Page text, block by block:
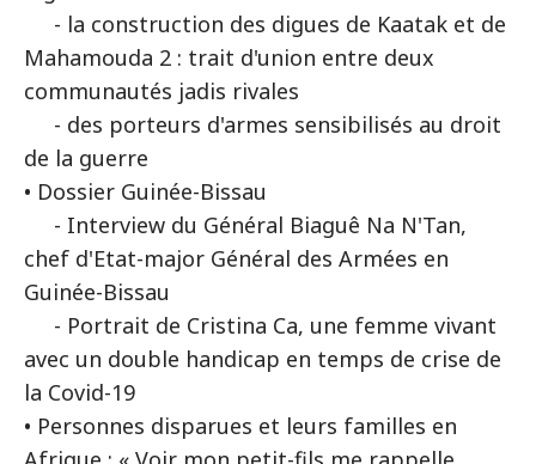
- la construction des digues de Kaatak et de
Mahamouda 2 : trait d'union entre deux
communautés jadis rivales
- des porteurs d'armes sensibilisés au droit
de la guerre
• Dossier Guinée-Bissau
- Interview du Général Biaguê Na N'Tan,
chef d'Etat-major Général des Armées en
Guinée-Bissau
- Portrait de Cristina Ca, une femme vivant
avec un double handicap en temps de crise de
la Covid-19
• Personnes disparues et leurs familles en